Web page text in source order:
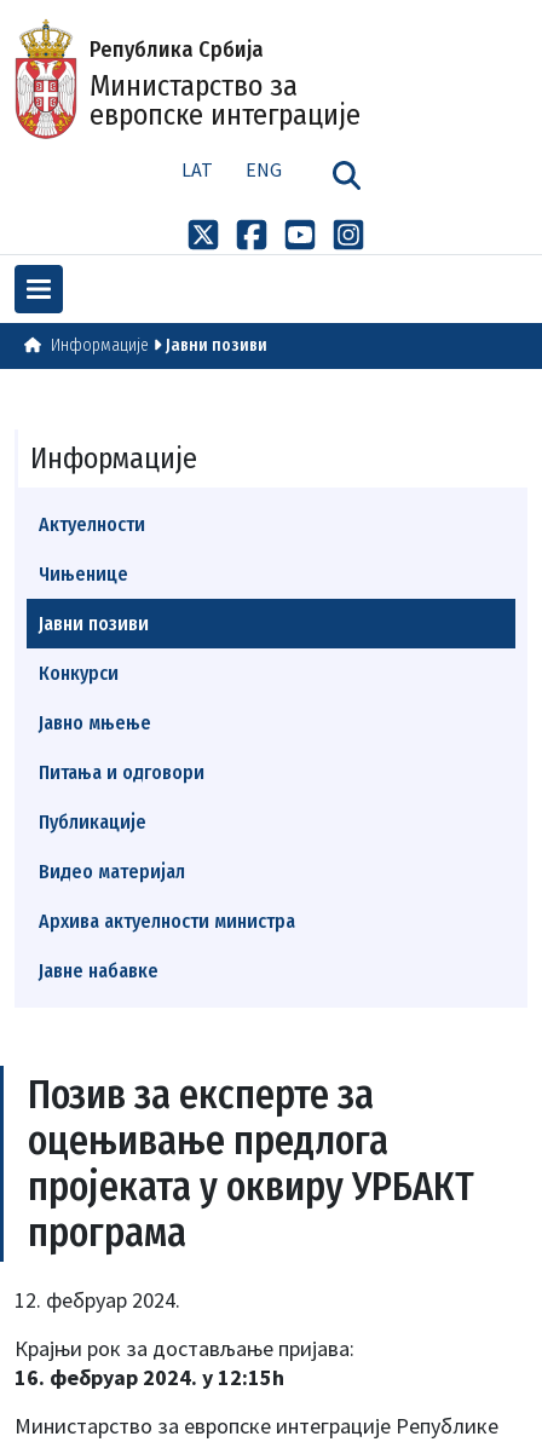
Република Србија
Министарство за
европске интеграције
LAT ENG
Информације Јавни позиви
Информације
Актуелности
Чињенице
Јавни позиви
Конкурси
Јавно мњење
Питања и одговори
Публикације
Видео материјал
Архива актуелности министра
Јавне набавке
Позив за експерте за
оцењивање предлога
пројеката у оквиру УРБАКТ
програма
12. фебруар 2024.
Крајњи рок за достављање пријава:
16. фебруар 2024. у 12:15h
Министарство за европске интеграције Републике